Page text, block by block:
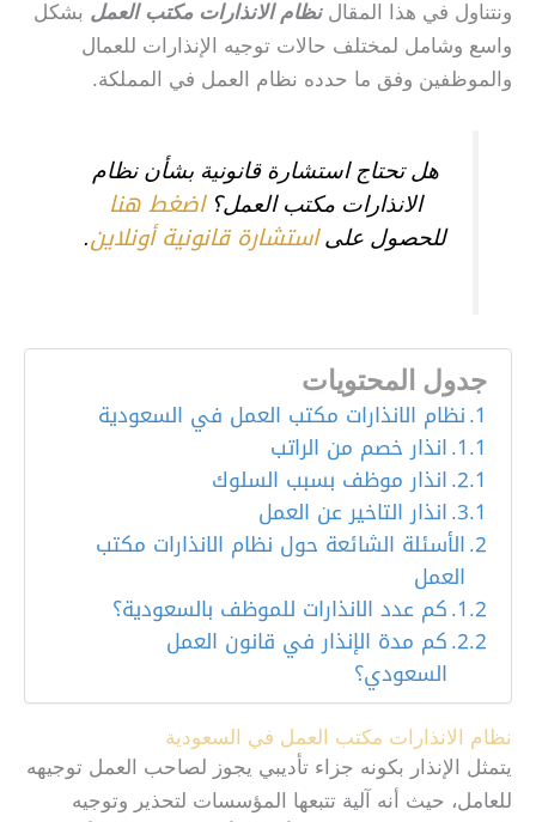
ونتناول في هذا المقالنظام الانذارات مكتب العمل بشكل
واسع وشامل لمختلف حالات توجيه الإنذارات للعمال
والموظفين وفق ما حدده نظام العمل في المملكة.
هل تحتاج استشارة قانونية بشأن نظام
الانذارات مكتب العمل؟اضغط هنا
للحصول علىاستشارة قانونية أونلاين.
جدول المحتويات
نظام الانذارات مكتب العمل في السعودية
انذار خصم من الراتب
انذار موظف بسبب السلوك
انذار التاخير عن العمل
الأسئلة الشائعة حول نظام الانذارات مكتب
العمل
كم عدد الانذارات للموظف بالسعودية؟
كم مدة الإنذار في قانون العمل
السعودي؟
نظام الانذارات مكتب العمل في السعودية
يتمثل الإنذار بكونه جزاء تأديبي يجوز لصاحب العمل توجيهه
للعامل، حيث أنه آلية تتبعها المؤسسات لتحذير وتوجيه